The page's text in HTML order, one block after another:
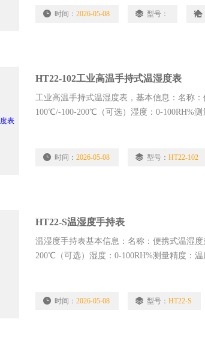
时间：2026-05-08 型号：
HT22-102工业高温手持式温湿度表
工业高温手持式温湿度表，基本信息：名称
100℃/-100-200℃（可选）湿度：0-100RH%
时间：2026-05-08 型号：HT22-102
HT22-S温湿度手持表
温湿度手持表基本信息：名称：便携式温湿
200℃（可选）湿度：0-100RH%测量精度：
时间：2026-05-08 型号：HT22-S